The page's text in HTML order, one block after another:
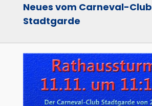
Neues vom Carneval-Club
Stadtgarde